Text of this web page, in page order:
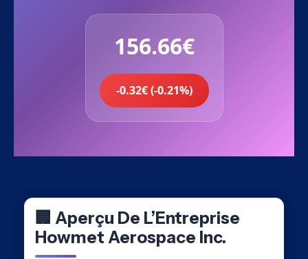
156.66€
-0.32€ (-0.21%)
🏢 Aperçu De L’Entreprise
Howmet Aerospace Inc.